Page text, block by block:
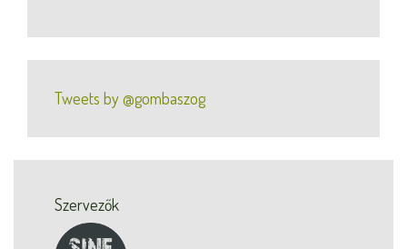
Tweets by @gombaszog
Szervezők